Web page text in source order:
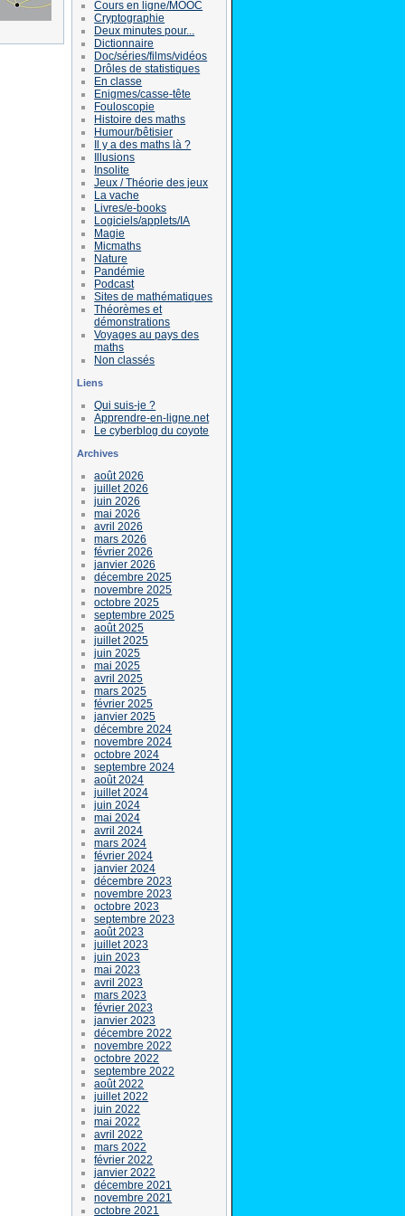
Cours en ligne/MOOC
Cryptographie
Deux minutes pour...
Dictionnaire
Doc/séries/films/vidéos
Drôles de statistiques
En classe
Enigmes/casse-tête
Fouloscopie
Histoire des maths
Humour/bêtisier
Il y a des maths là ?
Illusions
Insolite
Jeux / Théorie des jeux
La vache
Livres/e-books
Logiciels/applets/IA
Magie
Micmaths
Nature
Pandémie
Podcast
Sites de mathématiques
Théorèmes et
démonstrations
Voyages au pays des
maths
Non classés
Liens
Qui suis-je ?
Apprendre-en-ligne.net
Le cyberblog du coyote
Archives
août 2026
juillet 2026
juin 2026
mai 2026
avril 2026
mars 2026
février 2026
janvier 2026
décembre 2025
novembre 2025
octobre 2025
septembre 2025
août 2025
juillet 2025
juin 2025
mai 2025
avril 2025
mars 2025
février 2025
janvier 2025
décembre 2024
novembre 2024
octobre 2024
septembre 2024
août 2024
juillet 2024
juin 2024
mai 2024
avril 2024
mars 2024
février 2024
janvier 2024
décembre 2023
novembre 2023
octobre 2023
septembre 2023
août 2023
juillet 2023
juin 2023
mai 2023
avril 2023
mars 2023
février 2023
janvier 2023
décembre 2022
novembre 2022
octobre 2022
septembre 2022
août 2022
juillet 2022
juin 2022
mai 2022
avril 2022
mars 2022
février 2022
janvier 2022
décembre 2021
novembre 2021
octobre 2021